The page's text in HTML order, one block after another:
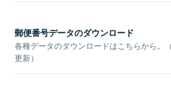
郵便番号データのダウンロード
各種データのダウンロードはこちらから。
更新）